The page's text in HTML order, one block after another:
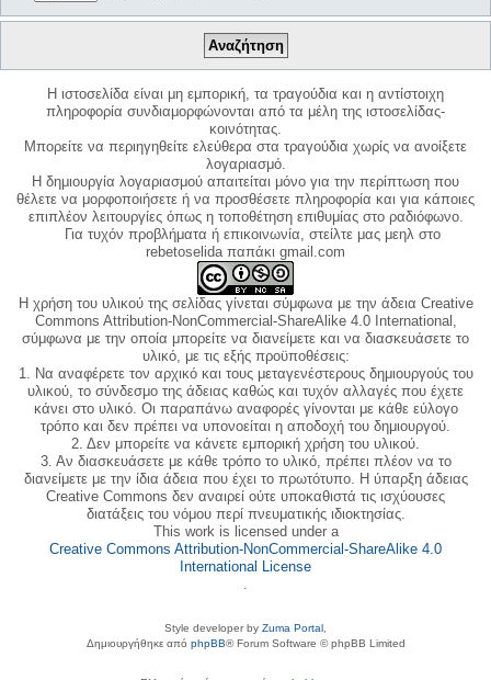
Η ιστοσελίδα είναι μη εμπορική, τα τραγούδια και η αντίστοιχη
πληροφορία συνδιαμορφώνονται από τα μέλη της ιστοσελίδας-
κοινότητας.
Μπορείτε να περιηγηθείτε ελεύθερα στα τραγούδια χωρίς να ανοίξετε
λογαριασμό.
Η δημιουργία λογαριασμού απαιτείται μόνο για την περίπτωση που
θέλετε να μορφοποιήσετε ή να προσθέσετε πληροφορία και για κάποιες
επιπλέον λειτουργίες όπως η τοποθέτηση επιθυμίας στο ραδιόφωνο.
Για τυχόν προβλήματα ή επικοινωνία, στείλτε μας μεηλ στο
rebetoselida παπάκι gmail.com
Η χρήση του υλικού της σελίδας γίνεται σύμφωνα με την άδεια Creative
Commons Attribution-NonCommercial-ShareAlike 4.0 International,
σύμφωνα με την οποία μπορείτε να διανείμετε και να διασκευάσετε το
υλικό, με τις εξής προϋποθέσεις:
1. Να αναφέρετε τον αρχικό και τους μεταγενέστερους δημιουργούς του
υλικού, το σύνδεσμο της άδειας καθώς και τυχόν αλλαγές που έχετε
κάνει στο υλικό. Οι παραπάνω αναφορές γίνονται με κάθε εύλογο
τρόπο και δεν πρέπει να υπονοείται η αποδοχή του δημιουργού.
2. Δεν μπορείτε να κάνετε εμπορική χρήση του υλικού.
3. Αν διασκευάσετε με κάθε τρόπο το υλικό, πρέπει πλέον να το
διανείμετε με την ίδια άδεια που έχει το πρωτότυπο. Η ύπαρξη άδειας
Creative Commons δεν αναιρεί ούτε υποκαθιστά τις ισχύουσες
διατάξεις του νόμου περί πνευματικής ιδιοκτησίας.
This work is licensed under a
Creative Commons Attribution-NonCommercial-ShareAlike 4.0
International License
Style developer by Zuma Portal ,
Δημιουργήθηκε από phpBB® Forum Software © phpBB Limited